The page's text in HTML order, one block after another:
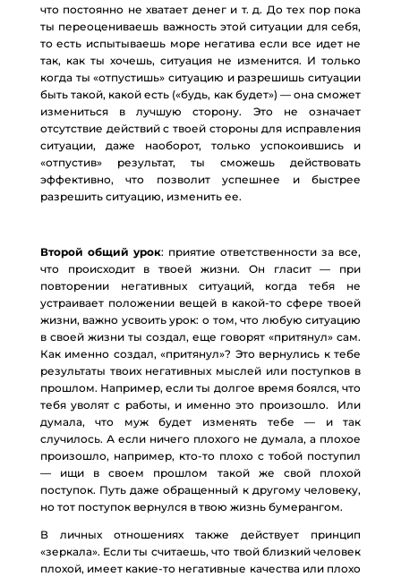
что постоянно не хватает денег и т. д. До тех пор пока
ты переоцениваешь важность этой ситуации для себя,
то есть испытываешь море негатива если все идет не
так, как ты хочешь, ситуация не изменится. И только
когда ты «отпустишь» ситуацию и разрешишь ситуации
быть такой, какой есть («будь, как будет») — она сможет
измениться в лучшую сторону. Это не означает
отсутствие действий с твоей стороны для исправления
ситуации, даже наоборот, только успокоившись и
«отпустив» результат, ты сможешь действовать
эффективно, что позволит успешнее и быстрее
разрешить ситуацию, изменить ее.
Второй общий урок: приятие ответственности за все,
что происходит в твоей жизни. Он гласит — при
повторении негативных ситуаций, когда тебя не
устраивает положении вещей в какой-то сфере твоей
жизни, важно усвоить урок: о том, что любую ситуацию
в своей жизни ты создал, еще говорят «притянул» сам.
Как именно создал, «притянул»? Это вернулись к тебе
результаты твоих негативных мыслей или поступков в
прошлом. Например, если ты долгое время боялся, что
тебя уволят с работы, и именно это произошло. Или
думала, что муж будет изменять тебе — и так
случилось. А если ничего плохого не думала, а плохое
произошло, например, кто-то плохо с тобой поступил
— ищи в своем прошлом такой же свой плохой
поступок. Путь даже обращенный к другому человеку,
но тот поступок вернулся в твою жизнь бумерангом.
В личных отношениях также действует принцип
«зеркала». Если ты считаешь, что твой близкий человек
плохой, имеет какие-то негативные качества или плохо